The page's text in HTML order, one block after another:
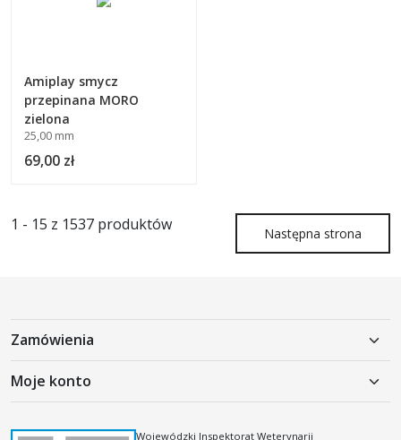
Amiplay smycz
przepinana MORO
zielona
25,00 mm
69,00 zł
1 - 15 z 1537 produktów Następna strona
Zamówienia
Polityka prywatności
Koszty dostawy
Moje konto
Moje konto
Rejestracja
Wojewódzki Inspektorat Weterynarii